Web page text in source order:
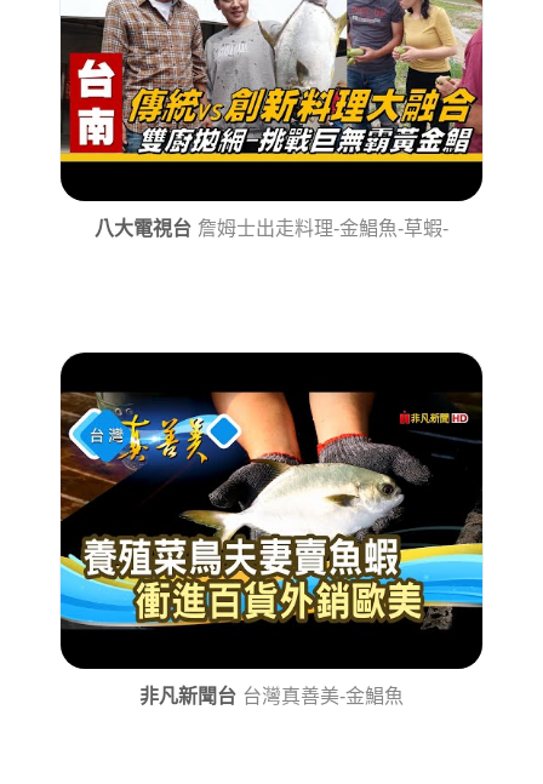
八大電視台 詹姆士出走料理-金鯧魚-草蝦-
非凡新聞台 台灣真善美-金鯧魚